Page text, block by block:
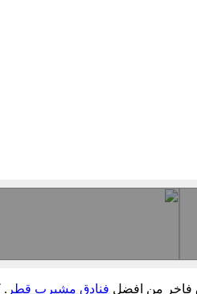
فاخر من افضل فنادق مشيرب قطر .